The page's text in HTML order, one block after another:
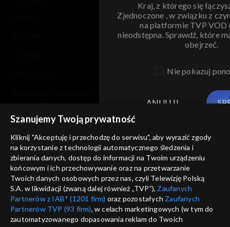
Kraj, z którego się
Zjednoczone , w związku z
na platformie TVP VOD
nieodstępna. Sprawdź, które
obejrzeć.
Nie pokazuj
ANULUJ
Szanujemy Twoją prywatność
Kliknij "Akceptuję i przechodzę do serwisu", aby wyrazić zgody
na korzystanie z technologii automatycznego śledzenia i
zbierania danych, dostęp do informacji na Twoim urządzeniu
końcowym i ich przechowywanie oraz na przetwarzanie
Twoich danych osobowych przez nas, czyli Telewizję Polską
S.A. w likwidacji (zwaną dalej również „TVP”), Zaufanych
Partnerów z IAB* (1201 firm) oraz pozostałych Zaufanych
Partnerów TVP (93 firm), w celach marketingowych (w tym do
zautomatyzowanego dopasowania reklam do Twoich